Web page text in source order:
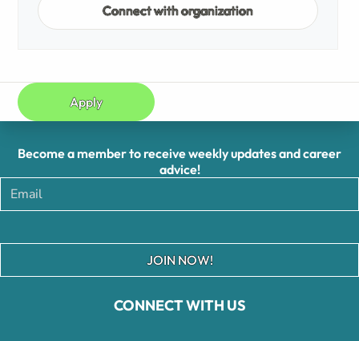
Connect with organization
Apply
CONNECT WITH US
Become a member to receive weekly updates and career
advice!
JOIN NOW!